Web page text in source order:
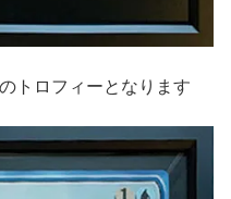
トロフィーとなります